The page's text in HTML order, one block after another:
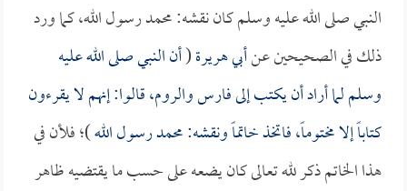
النبي صلى الله عليه وسلم كان نقشه: محمد رسول الله، كما ورد
ذلك في الصحيحين عنأبي هريرة(أن النبي صلى الله عليه
وسلم لما أراد أن يكتب إلى فارس والروم، قالوا: إنهم لا يقرءون
كتاباً إلا مختوماً، فاتخذ خاتماً ونقشه: محمد رسول الله)؛ فلأن في
هذا الخاتم ذكر لله تعالى كان يضعه على حسب ما يقتضيه ظاهر